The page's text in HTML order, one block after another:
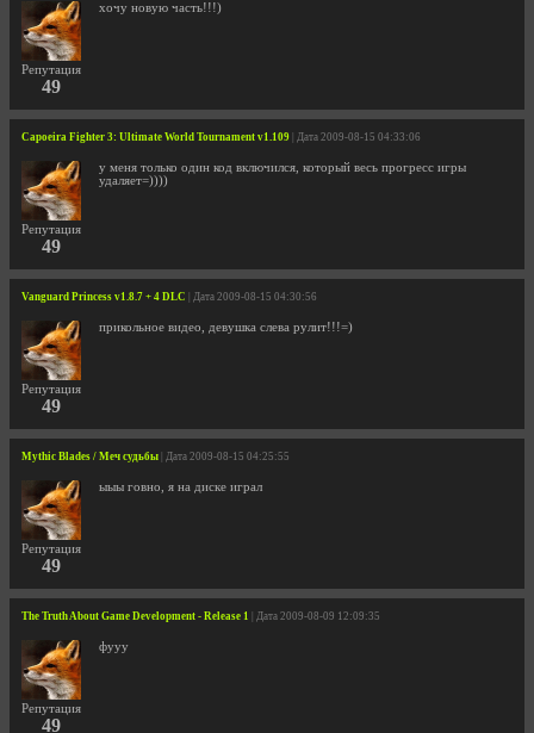
Репутация
49
хочу новую часть!!!)
Capoeira Fighter 3: Ultimate World Tournament v1.109 | Дата 2009-08-15 04:33:06
Репутация
49
у меня только один код включился, который весь прогресс игры
удаляет=))))
Vanguard Princess v1.8.7 + 4 DLC | Дата 2009-08-15 04:30:56
Репутация
49
прикольное видео, девушка слева рулит!!!=)
Mythic Blades / Меч судьбы | Дата 2009-08-15 04:25:55
Репутация
49
ыыы говно, я на диске играл
The Truth About Game Development - Release 1 | Дата 2009-08-09 12:09:35
Репутация
49
фууу